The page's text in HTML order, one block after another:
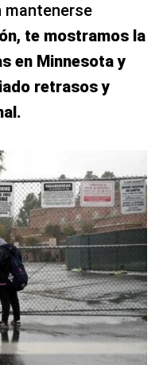
mantenerse
te mostramos la
en Minnesota y
retrasos y